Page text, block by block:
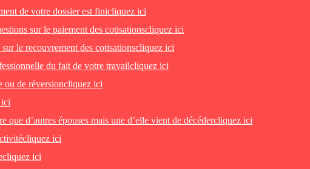
de votre dossier est finicliquez ici
sur le paiement des cotisationscliquez ici
le recouvrement des cotisationscliquez ici
du fait de votre travailcliquez ici
ou de réversioncliquez ici
d’autres épouses mais une d’elle vient de décédercliquez ici
cliquez ici
cliquez ici